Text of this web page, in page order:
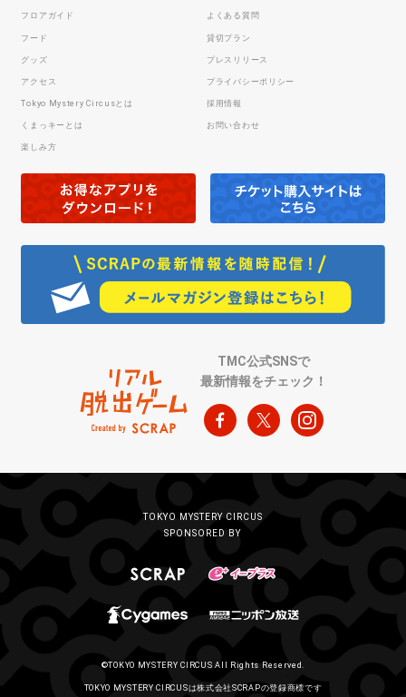
フロアガイド
フード
グッズ
アクセス
Tokyo Mystery Circusとは
くまっキーとは
楽しみ方
よくある質問
貸切プラン
プレスリリース
プライバシーポリシー
採用情報
お問い合わせ
TMC公式SNSで
最新情報をチェック！
TOKYO MYSTERY CIRCUS
SPONSORED BY
©TOKYO MYSTERY CIRCUS All Rights Reserved.
TOKYO MYSTERY CIRCUSは株式会社SCRAPの登録商標です